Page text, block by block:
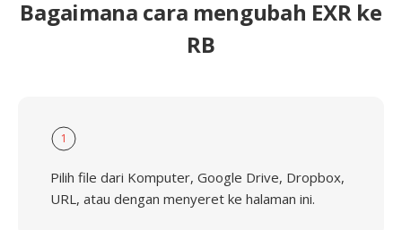
Bagaimana cara mengubah EXR ke
RB
1
Pilih file dari Komputer, Google Drive, Dropbox,
URL, atau dengan menyeret ke halaman ini.